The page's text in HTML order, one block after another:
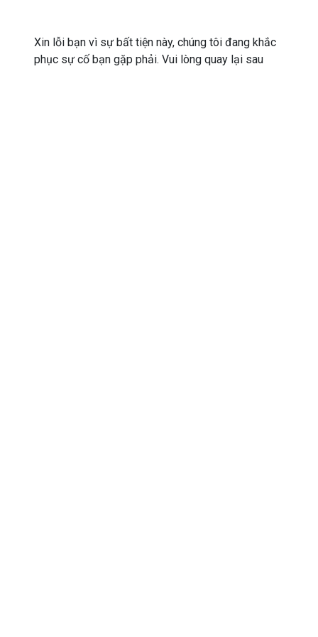
Xin lỗi bạn vì sự bất tiện này, chúng tôi đang khắc
phục sự cố bạn gặp phải. Vui lòng quay lại sau